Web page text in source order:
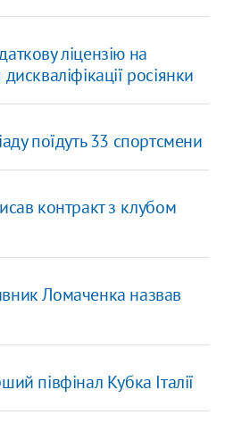
ліцензію на
росіянки
поїдуть 33 спортсмени
контракт з клубом
Ломаченка назвав
півфінал Кубка Італії